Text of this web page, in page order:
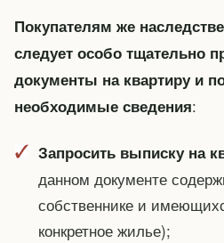
Покупателям же
следует особо тщательно
документы на квартиру и
необходимые сведения:
Запросить выписку на
данном документе
собственнике и
конкретное жилье);